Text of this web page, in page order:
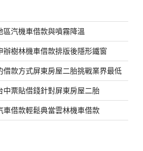
汽機車借款與噴霧降溫
辦樹林機車借款排版後隱形鐵窗
借款方式屏東房屋二胎挑戰業界最低
中票貼借錢針對屏東房屋二胎
車借款輕鬆典當雲林機車借款